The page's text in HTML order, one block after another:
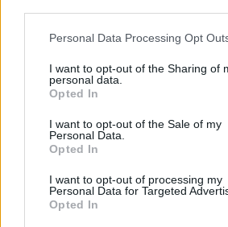
Personal Data Processing Opt
I want to opt-out of the Sharing of
personal data.
Opted In
I want to opt-out of the Sale of my
Personal Data.
Opted In
I want to opt-out of processing my
Personal Data for Targeted
Opted In
- Fiona Coyne.mp3
les réseaux sociaux:
Télécharger le fichier
nce - Fiona